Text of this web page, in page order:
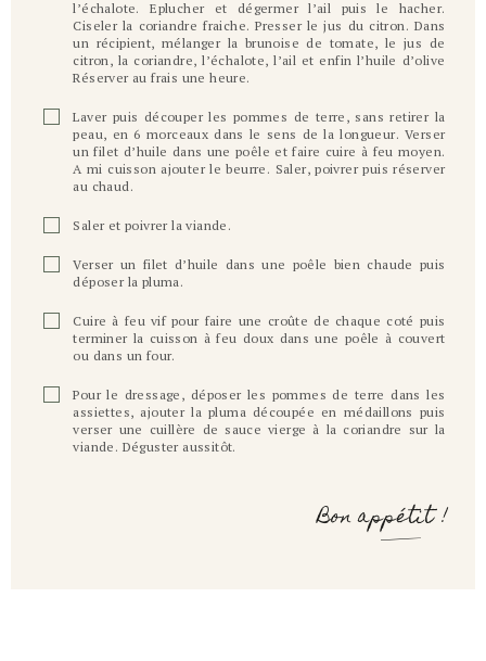
l’échalote. Eplucher et dégermer l’ail puis le hacher.
Ciseler la coriandre fraiche. Presser le jus du citron. Dans
un récipient, mélanger la brunoise de tomate, le jus de
citron, la coriandre, l’échalote, l’ail et enfin l’huile d’olive
Réserver au frais une heure.
Laver puis découper les pommes de terre, sans retirer la
peau, en 6 morceaux dans le sens de la longueur. Verser
un filet d’huile dans une poêle et faire cuire à feu moyen.
A mi cuisson ajouter le beurre. Saler, poivrer puis réserver
au chaud.
Saler et poivrer la viande.
Verser un filet d’huile dans une poêle bien chaude puis
déposer la pluma.
Cuire à feu vif pour faire une croûte de chaque coté puis
terminer la cuisson à feu doux dans une poêle à couvert
ou dans un four.
Pour le dressage, déposer les pommes de terre dans les
assiettes, ajouter la pluma découpée en médaillons puis
verser une cuillère de sauce vierge à la coriandre sur la
viande. Déguster aussitôt.
Bon appétit !